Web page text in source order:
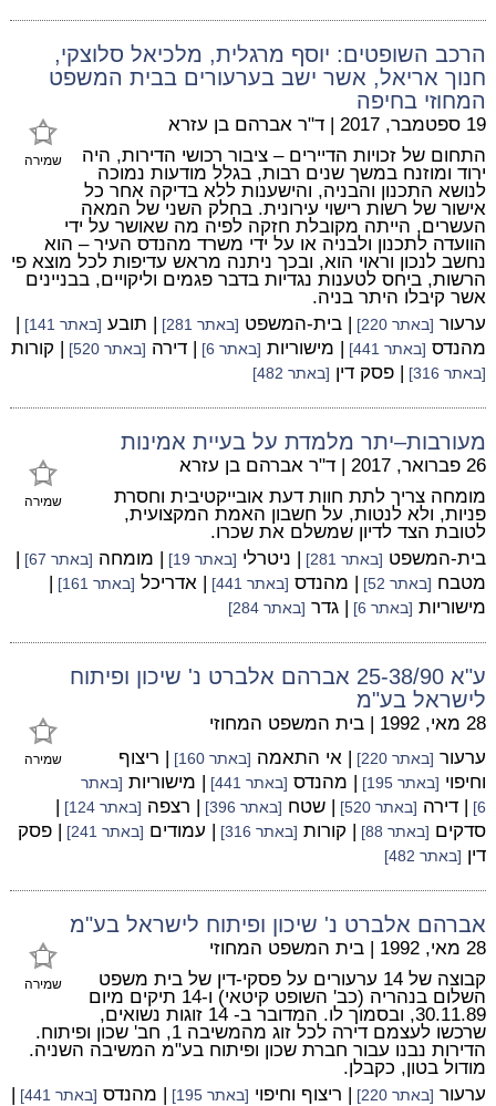
הרכב השופטים: יוסף מרגלית, מלכיאל סלוצקי,
חנוך אריאל, אשר ישב בערעורים בבית המשפט
המחוזי בחיפה
שמירה
19 ספטמבר, 2017 | ד"ר אברהם בן עזרא
התחום של זכויות הדיירים – ציבור רכושי הדירות, היה
ירוד ומוזנח במשך שנים רבות, בגלל מודעות נמוכה
לנושא התכנון והבניה, והישענות ללא בדיקה אחר כל
אישור של רשות רישוי עירונית. בחלק השני של המאה
העשרים, הייתה מקובלת חזקה לפיה מה שאושר על ידי
הוועדה לתכנון ולבניה או על ידי משרד מהנדס העיר – הוא
נחשב לנכון וראוי הוא, ובכך ניתנה מראש עדיפות לכל מוצא פי
הרשות, ביחס לטענות נגדיות בדבר פגמים וליקויים, בבניינים
אשר קיבלו היתר בניה.
ערעור [באתר 220] | בית-המשפט [באתר 281] | תובע [באתר 141]
|
מהנדס [באתר 441] | מישוריות [באתר 6] | דירה [באתר 520] | קורות
[באתר 316] | פסק דין [באתר 482]
מעורבות–יתר מלמדת על בעיית אמינות
שמירה
26 פברואר, 2017 | ד"ר אברהם בן עזרא
מומחה צריך לתת חוות דעת אובייקטיבית וחסרת
פניות, ולא לנטות, על חשבון האמת המקצועית,
לטובת הצד לדיון שמשלם את שכרו.
בית-המשפט [באתר 281] | ניטרלי [באתר 19] | מומחה [באתר 67]
|
מטבח [באתר 52] | מהנדס [באתר 441] | אדריכל [באתר 161]
|
מישוריות [באתר 6] | גדר [באתר 284]
ע"א 25-38/90 אברהם אלברט נ' שיכון ופיתוח
לישראל בע"מ
שמירה
28 מאי, 1992 | בית המשפט המחוזי
ערעור [באתר 220] | אי התאמה [באתר 160]
| ריצוף
וחיפוי [באתר 195] | מהנדס [באתר 441] | מישוריות [באתר
6]
| דירה [באתר 520] | שטח [באתר 396] | רצפה [באתר 124]
|
סדקים [באתר 88] | קורות [באתר 316] | עמודים [באתר 241]
| פסק
דין [באתר 482]
אברהם אלברט נ' שיכון ופיתוח לישראל בע"מ
שמירה
28 מאי, 1992 | בית המשפט המחוזי
קבוצה של 14 ערעורים על פסקי-דין של בית משפט
השלום בנהריה (כב' השופט קיטאי) ו-14 תיקים מיום
30.11.89, ובסמוך לו. המדובר ב- 14 זוגות נשואים,
שרכשו לעצמם דירה לכל זוג מהמשיבה 1, חב' שכון ופיתוח.
הדירות נבנו עבור חברת שכון ופיתוח בע"מ המשיבה השניה.
מודול בטון, כקבלן.
ערעור [באתר 220] | ריצוף וחיפוי [באתר 195] | מהנדס [באתר 441]
|